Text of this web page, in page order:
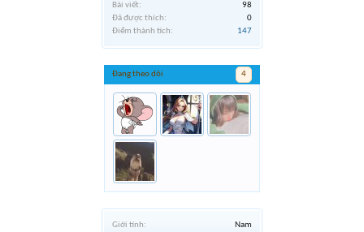
Bài viết:
98
Đã được thích:
0
Điểm thành tích:
147
Đang theo dõi 4
Giới tính: Nam